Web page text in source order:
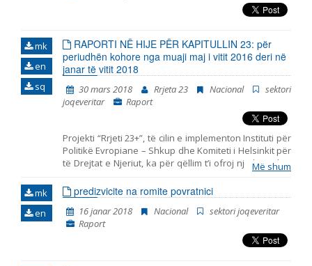
mk
en
sq
RAPORTI NË HIJE PËR KAPITULLIN 23: për
periudhën kohore nga muaji maj i vitit 2016 deri në
janar të vitit 2018
30 mars 2018 Rrjeta 23 Nacional
sektori
joqeveritar
Raport
Projekti “Rrjeti 23+”, të cilin e implementon Instituti për
Politikë Evropiane – Shkup dhe Komiteti i Helsinkit për
të Drejtat e Njeriut, ka për qëllim t’i ofroj një kontribut
të strukturuar shoqërisë civile në monitorimin dhe
vlerësimin e politikave të përfshira me Kapitullin 23
nga aderimi në BE – Jurisprudenca dhe të drejtat
themelore. Ky raport i bashkon në një tërësi të vetme
koherente të gjitha konstatimet, konkluzionet dhe
rekomandimet, të cilat rezultuan nga monitorimi i
fushave të strukturuara në Kapitullin 23 –
Më shum
mk
en
predizvicite na romite povratnici
16 janar 2018 Nacional
sektori joqeveritar
Raport